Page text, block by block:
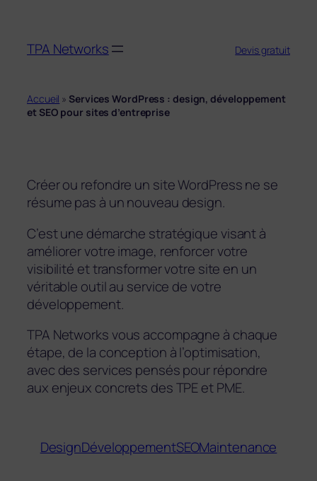
contenu
TPA Networks Devis gratuit
Accueil » Services WordPress : design, développement
et SEO pour sites d’entreprise
Créer ou refondre un site WordPress ne se
résume pas à un nouveau design.
C’est une démarche stratégique visant à
améliorer votre image, renforcer votre
visibilité et transformer votre site en un
véritable outil au service de votre
développement.
TPA Networks vous accompagne à chaque
étape, de la conception à l’optimisation,
avec des services pensés pour répondre
aux enjeux concrets des TPE et PME.
DesignDéveloppementSEOMaintenance